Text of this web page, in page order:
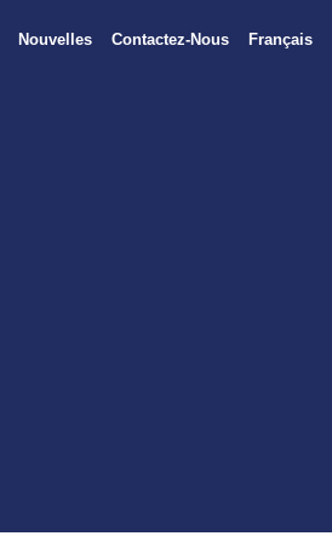
Nouvelles Contactez-Nous Français